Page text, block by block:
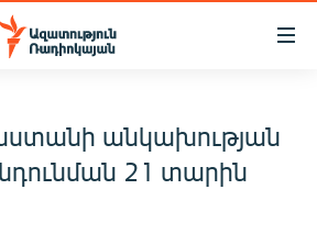
անկախության
21 տարին